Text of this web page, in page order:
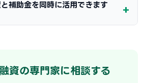
補助金を同時に活用できます
資の専門家に相談する